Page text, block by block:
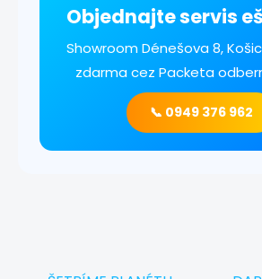
Objednajte servis
Showroom Dénešova 8,
zdarma cez Packeta
📞 0949 376 962